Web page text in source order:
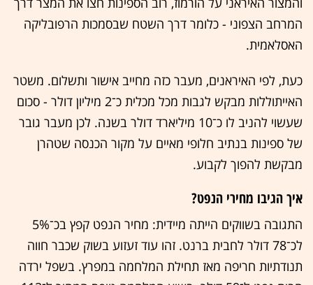
המרחב הצפוני - כלומר דרך השטח שבסמכות הרפובליקה
האסלאמית.
כעת, לפי האיראנים, מעבר כזה מחייב אישור ותשלום. משטר
האייתוללות מבקש לגבות מכל מכלית כ־2 מיליון דולר - סכום
שעשוי להניב לו כ־10 מיליארד דולר בשנה. לכן מעבר גובר
של ספינות בנתיב חלופי מאיים על מקור הכנסה שטהרן
מבקשת להפוך לקבוע.
איך הגיבו מחירי הנפט?
התגובה בשווקים הייתה מיידית: מחיר הנפט קפץ בכ־5%
לכ־78 דולר לחבית ברנט. זהו עוד זעזוע בשוק שכבר חווה
תנודתיות חריפה מאז תחילת המלחמה במפרץ. בשפל ירדה